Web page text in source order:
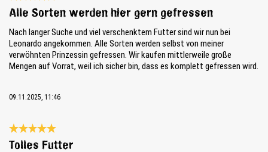
Review with rating of 5 out of 5 stars
Alle Sorten werden hier gern gefressen
Nach langer Suche und viel verschenktem Futter sind wir nun bei
Leonardo angekommen. Alle Sorten werden selbst von meiner
verwöhnten Prinzessin gefressen. Wir kaufen mittlerweile große
Mengen auf Vorrat, weil ich sicher bin, dass es komplett gefressen wird.
09.11.2025, 11:46
Review with rating of 5 out of 5 stars
Tolles Futter